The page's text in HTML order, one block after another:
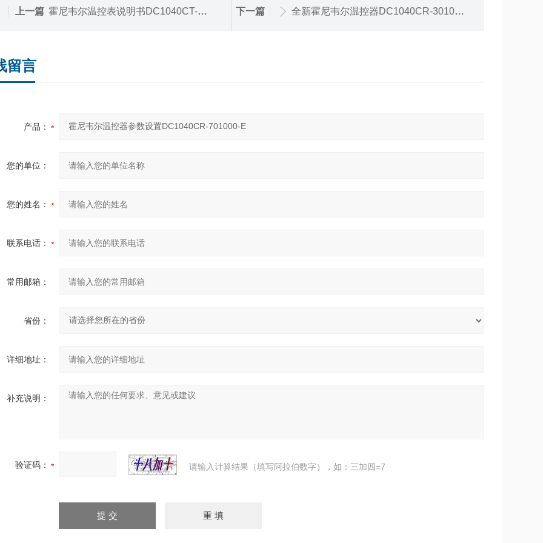
上一篇 霍尼韦尔温控表说明书DC1040CT-701000-E 下一篇 全新霍尼韦尔温控器DC1040CR-301000-E
留言
产品：
您的单位：
您的姓名：
联系电话：
常用邮箱：
省份：
详细地址：
补充说明：
验证码： 请输入计算结果（填写阿拉伯数字），如：三加四=7